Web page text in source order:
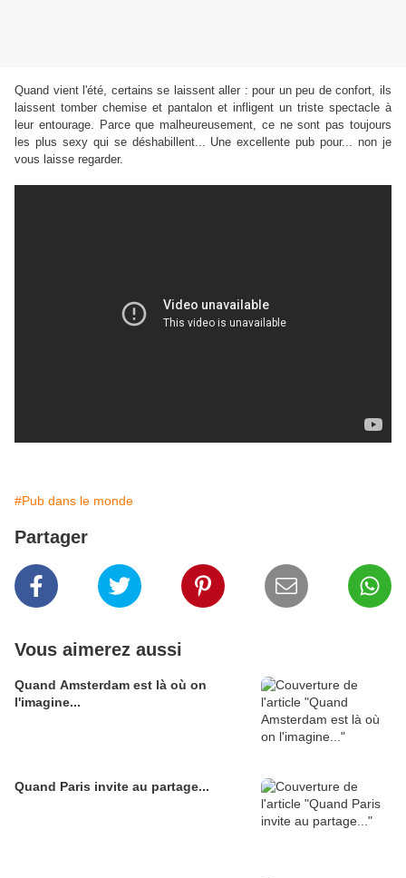
Quand vient l'été, certains se laissent aller : pour un peu de confort, ils
laissent tomber chemise et pantalon et infligent un triste spectacle à
leur entourage. Parce que malheureusement, ce ne sont pas toujours
les plus sexy qui se déshabillent... Une excellente pub pour... non je
vous laisse regarder.
#Pub dans le monde
Partager
Vous aimerez aussi
Quand Amsterdam est là où on
l'imagine...
Quand Paris invite au partage...